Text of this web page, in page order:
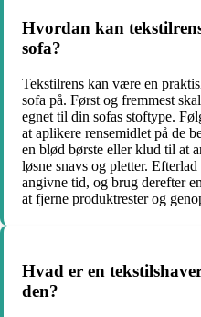
Hvordan kan
sofa?
Tekstilrens kan være en
sofa på. Først og fremmest
egnet til din sofas stoftype.
at aplikere rensemidlet på de
en blød børste eller klud til at
løsne snavs og pletter.
angivne tid, og brug derefter
at fjerne produktrester og
Hvad er en
den?